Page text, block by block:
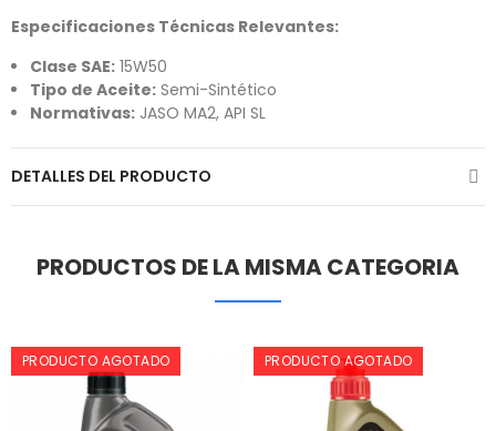
Especificaciones Técnicas Relevantes:
Clase SAE: 15W50
Tipo de Aceite: Semi-Sintético
Normativas: JASO MA2, API SL
DETALLES DEL PRODUCTO
PRODUCTOS DE LA MISMA CATEGORIA
PRODUCTO AGOTADO PRODUCTO AGOTADO